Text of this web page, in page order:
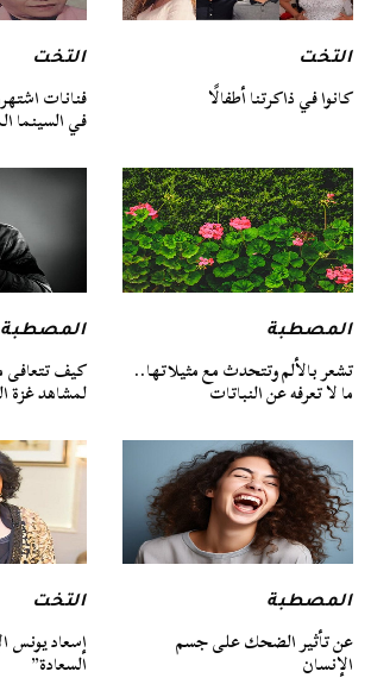
التخت
كانوا في ذاكرتنا أطفالًا
التخت
فنانات
في السينما
المصطبة
تشعر بالألم وتتحدث مع مثيلاتها..
ما لا تعرفه عن النباتات
المصطبة
كيف تتعافى
لمشاهد غزة
المصطبة
عن تأثير الضحك على جسم
الإنسان
التخت
إسعاد يونس
السعادة”